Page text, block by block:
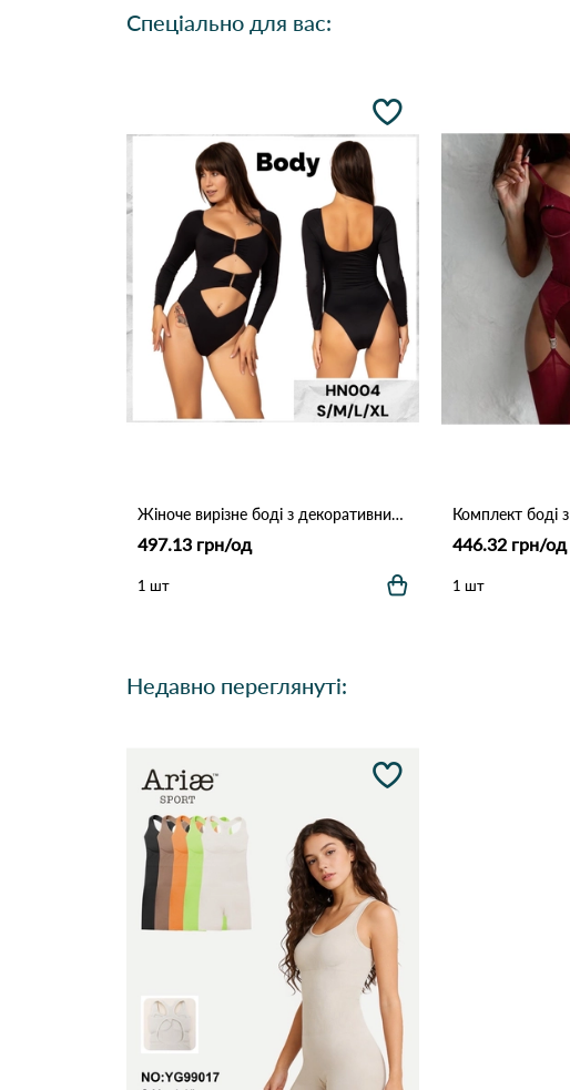
Спеціально для вас:
Жіноче вирізне боді з декоративними елементами Hons HN 004 Різні кольори
497.13 грн/од
1 шт
446.32 грн/од
1 шт
Недавно переглянуті: